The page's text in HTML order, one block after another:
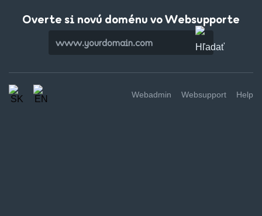
Overte si novú doménu vo Websupporte
Webadmin Websupport Help